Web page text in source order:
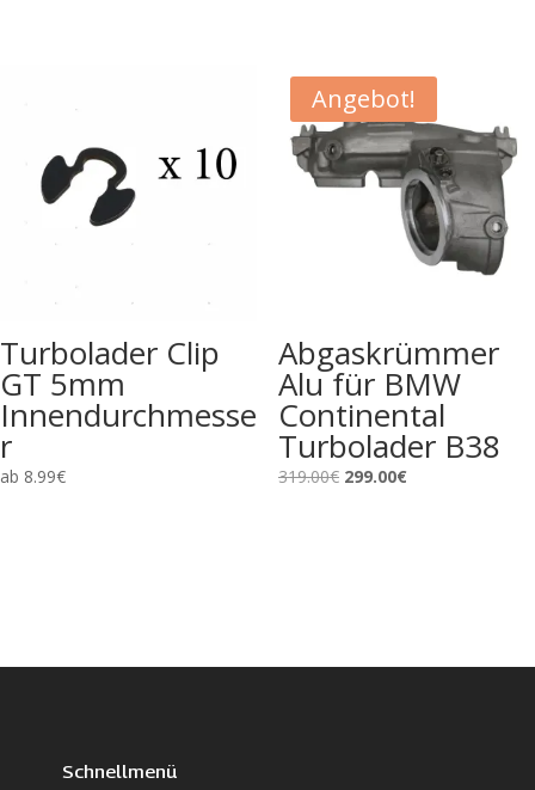
Turbolader Clip
GT 5mm
Innendurchmesse
r
ab 8.99€
Angebot!
Abgaskrümmer
Alu für BMW
Continental
Turbolader B38
319.00€ Ursprünglicher
299.00€Aktueller
Schnellmenü